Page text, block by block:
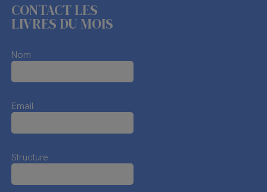
CONTACT LES
LIVRES DU MOIS
Nom
Email
Structure